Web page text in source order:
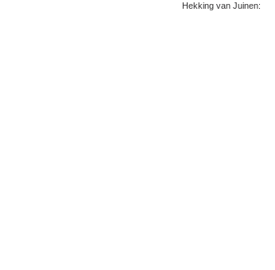
Hekking van Juinen: